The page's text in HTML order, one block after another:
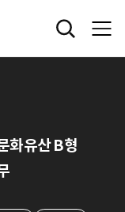
화유산 B형